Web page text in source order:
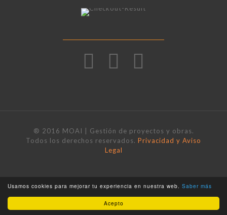
Acepto
Usamos cookies para mejorar tu experiencia en nuestra web. Saber más
® 2016 MOAI | Gestión de proyectos y obras.
Todos los derechos reservados. Privacidad y Aviso
Legal